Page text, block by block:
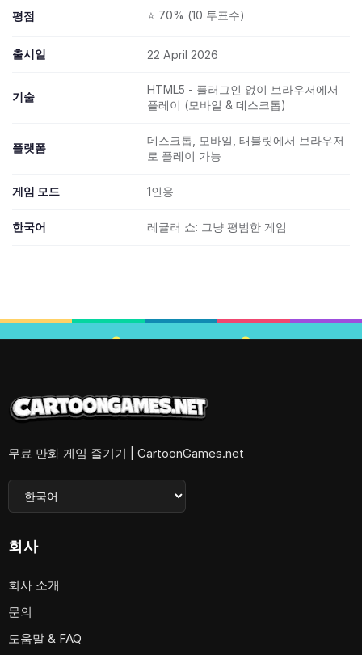
평점 ⭐ 70% (10 투표수)
출시일 22 April 2026
기술
HTML5 - 플러그인 없이 브라우저에서
플레이 (모바일 & 데스크톱)
플랫폼
데스크톱, 모바일, 태블릿에서 브라우저
로 플레이 가능
게임 모드 1인용
한국어 레귤러 쇼: 그냥 평범한 게임
무료 만화 게임 즐기기 | CartoonGames.net
회사
회사 소개
문의
도움말 & FAQ